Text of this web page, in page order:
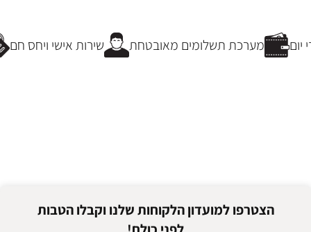
שירות אישי ויחס חם מערכת תשלומים מאובטחת
הצטרפו למועדון הלקוחות שלנו וקבלו הטבות